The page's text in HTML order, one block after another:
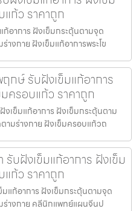
ก้ว ราคาถูก
ก้อาการ ฝังเข็มกระตุ้นตามจุด
างกาย ฝังเข็มแก้อาการพระโข
กษ์ รับฝังเข็มแก้อาการ
ครอบแก้ว ราคาถูก
เข็มแก้อาการ ฝังเข็มกระตุ้นตาม
ามร่างกาย ฝังเข็มครอบแก้วถ
บฝังเข็มแก้อาการ ฝังเข็ม
ก้ว ราคาถูก
แก้อาการ ฝังเข็มกระตุ้นตามจุด
ร่างกาย คลีนิกแพทย์แผนจีนป